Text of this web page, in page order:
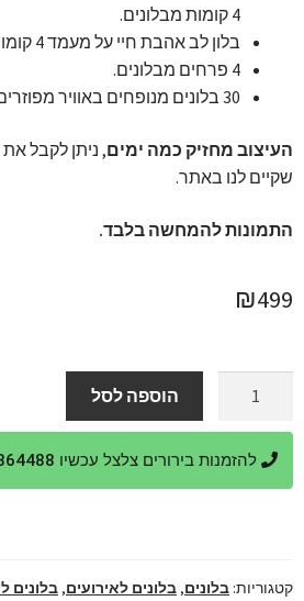
4 קומות מבלונים.
בלון לב אהבת חיי על מעמד 4 קומות מבלונים.
4 פרחים מבלונים.
30 בלונים מנופחים באוויר מפוזרים על הרצפה.
העיצוב מחזיק כמה ימים, ניתן לקבל
שקיים לנו באתר.
התמונות להמחשה בלבד.
₪499
חדר
אהבה
מבלונים
הוספה לסל
להזמנות בירורים צלצל עכשיו 058-6864488
קטגוריות: בלונים, בלונים לאירועים, בלונים